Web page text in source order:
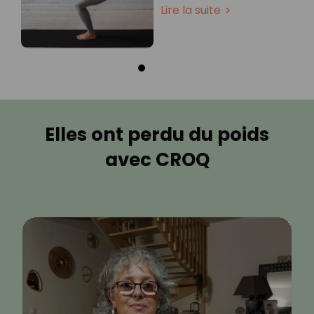
Lire la suite
Elles ont perdu du poids
avec CROQ